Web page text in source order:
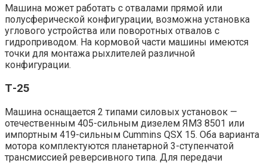
Машина может работать с отвалами прямой или
полусферической конфигурации, возможна установка
углового устройства или поворотных отвалов с
гидроприводом. На кормовой части машины имеются
точки для монтажа рыхлителей различной
конфигурации.
Т-25
Машина оснащается 2 типами силовых установок —
отечественным 405-сильным дизелем ЯМЗ 8501 или
импортным 419-сильным Cummins QSX 15. Оба варианта
мотора комплектуются планетарной 3-ступенчатой
трансмиссией реверсивного типа. Для передачи